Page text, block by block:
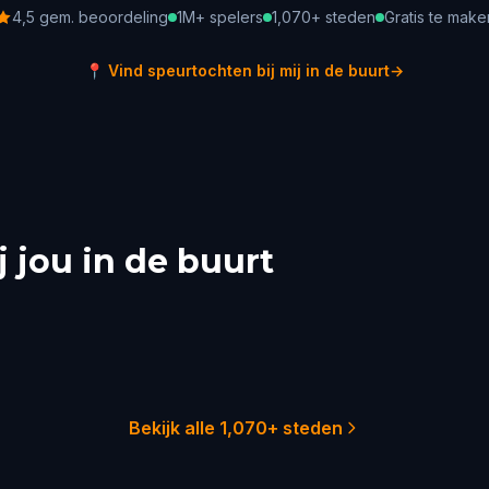
4,5 gem. beoordeling 1M+ spelers 1,070+ steden Gratis te
📍 Vind speurtochten bij mij in de buurt→
jou in de buurt
York City Sydney
Bekijk alle 1,070+ steden